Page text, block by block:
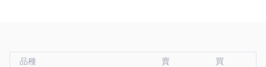
品種 賣 買